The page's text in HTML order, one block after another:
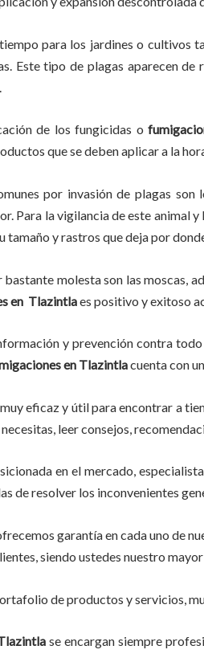
para los jardines o cultivos
Este tipo de plagas aparecen
de los fungicidas o
que se deben aplicar a la
por invasión de plagas
Para la vigilancia de este animal
tamaño y rastros que deja por
molesta son las moscas,
en Tlazintlaes positivo y exitoso
y prevención contra
en Tlazintlacuenta con
eficaz y útil para encontrar a
leer consejos,
en el mercado,
de resolver los inconvenientes
garantía en cada uno de
siendo ustedes nuestro
de productos y servicios,
se encargan siempre